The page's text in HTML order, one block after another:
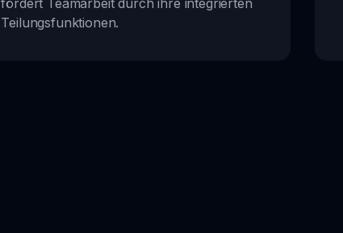
fördert Teamarbeit durch ihre integrierten
Teilungsfunktionen.